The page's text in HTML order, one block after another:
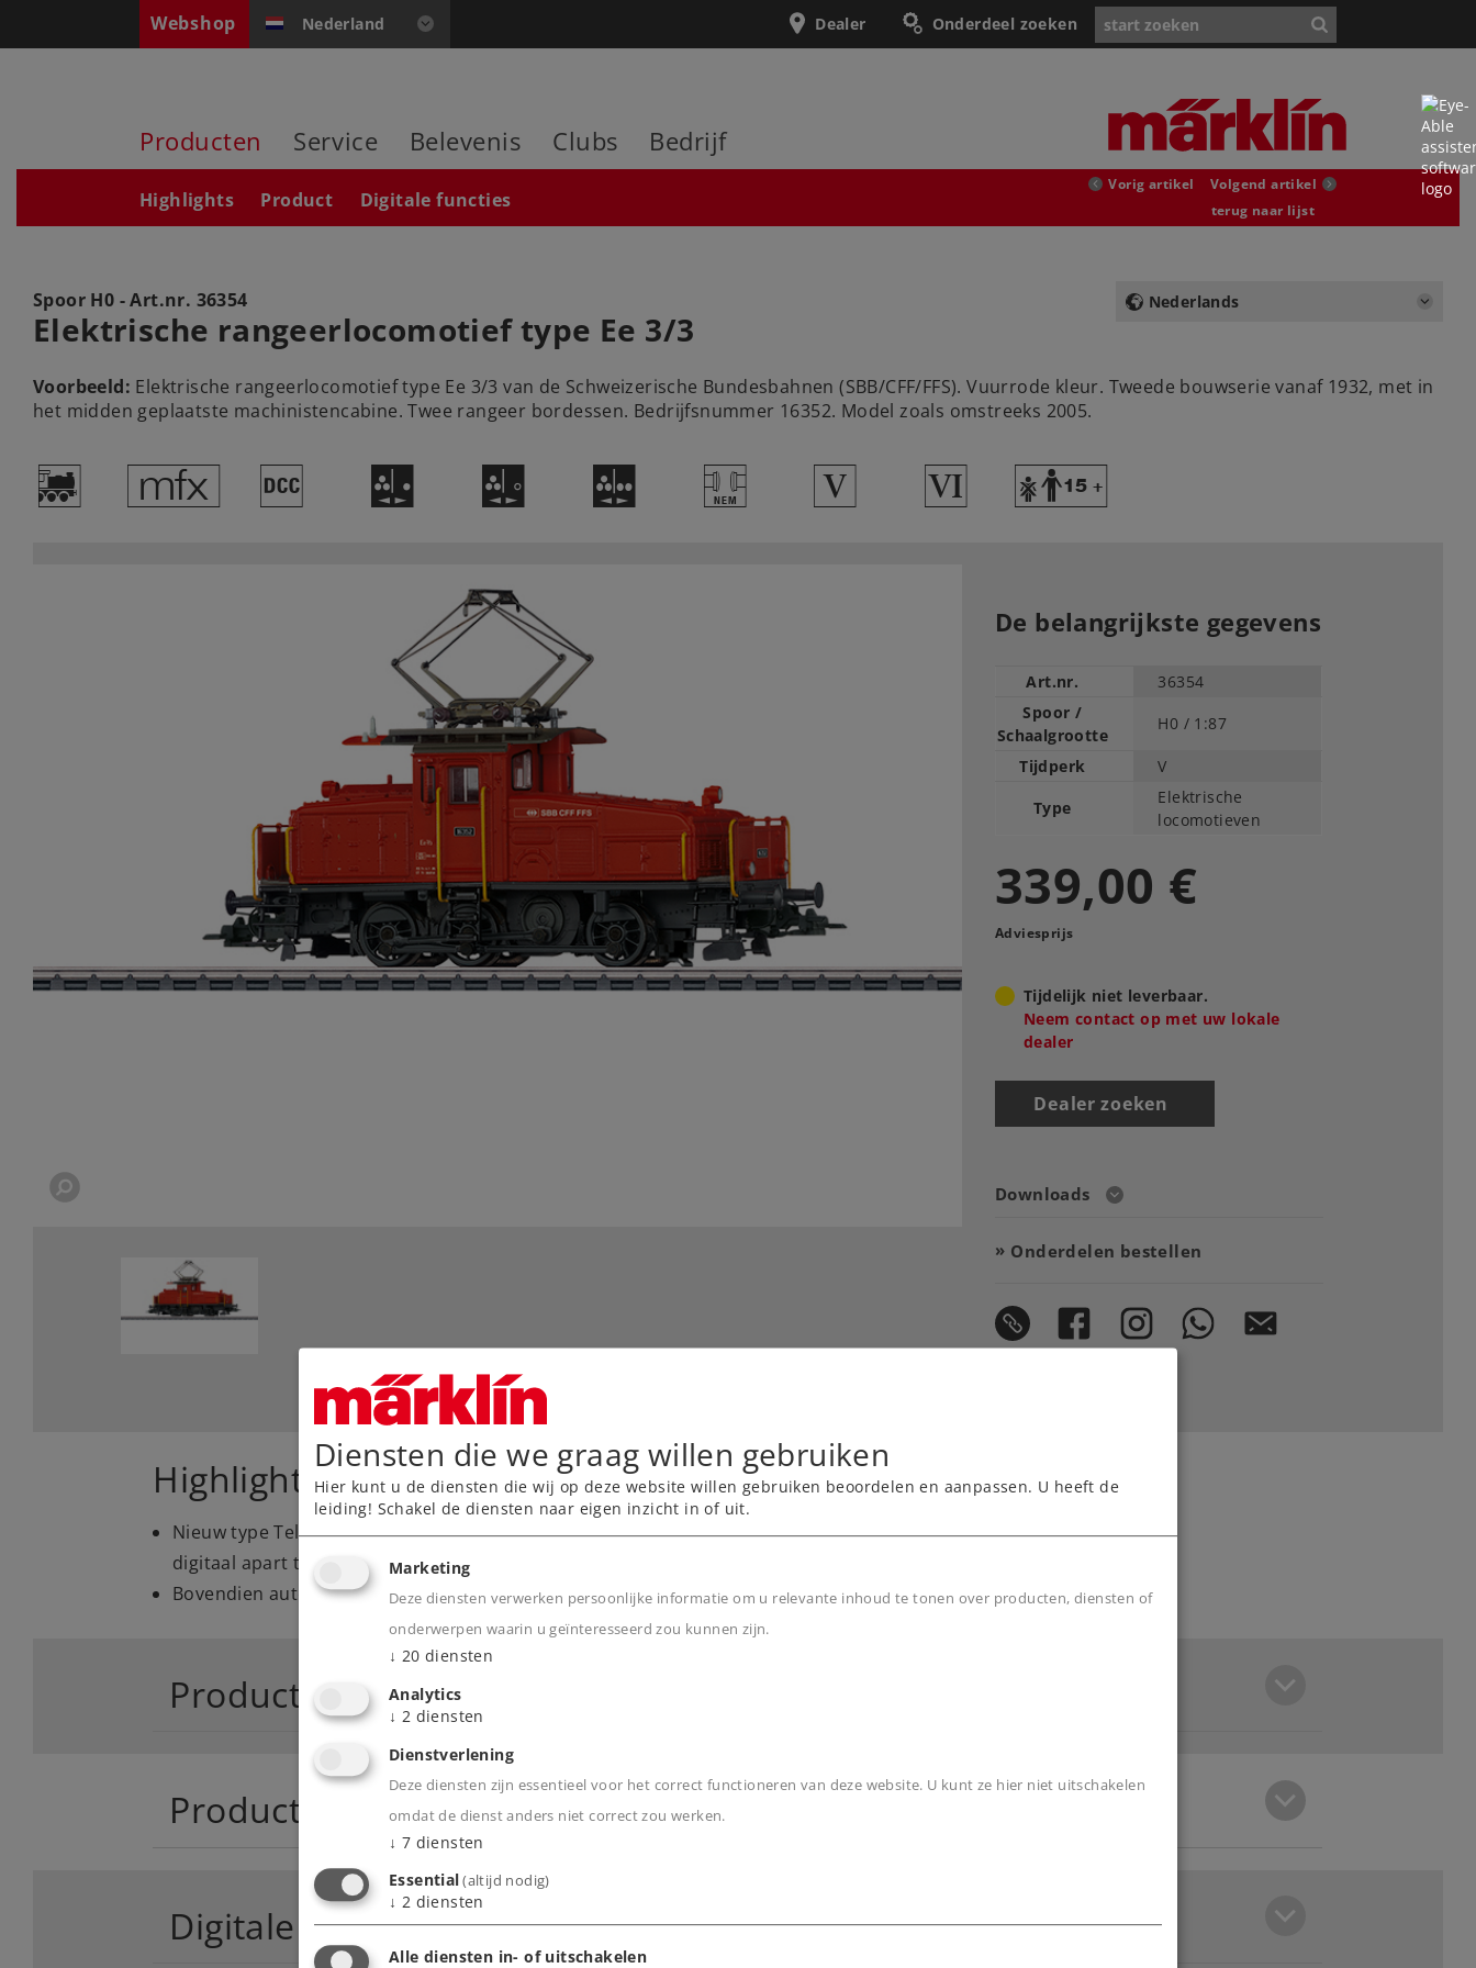
Webshop Nederland Onderdeel zoeken
Dealer
Producten Service Belevenis Clubs Bedrijf
Highlights Product Digitale functies
Vorig artikel
Volgend artikel
terug naar lijst
Nederlands
Spoor H0 - Art.nr. 36354
Elektrische rangeerlocomotief type Ee 3/3
Voorbeeld: Elektrische rangeerlocomotief type Ee 3/3 van de Schweizerische Bundesbahnen (SBB/CFF/FFS). Vuurrode kleur. Tweede bouwserie vanaf 1932, met in
het midden geplaatste machinistencabine. Twee rangeer bordessen. Bedrijfsnummer 16352. Model zoals omstreeks 2005.
( e § P O I T 5 8 Y
De belangrijkste gegevens
Art.nr.
36354
Spoor /
Schaalgrootte
H0 / 1:87
Tijdperk
V
Type
Elektrische
locomotieven
339,00 €
Adviesprijs
Tijdelijk niet leverbaar.
Neem contact op met uw lokale
dealer
Dealer zoeken
Downloads
Onderdelen bestellen
Highlights
Nieuw type Telex koppeling, aan beide zijden van de loc
digitaal apart te bedienen.
Bovendien automatische ontkoppelingsprocedure.
Product
Productinfo
Digitale functies
Diensten die we graag willen gebruiken
Hier kunt u de diensten die wij op deze website willen gebruiken beoordelen en aanpassen. U heeft de
leiding! Schakel de diensten naar eigen inzicht in of uit.
Marketing
Deze diensten verwerken persoonlijke informatie om u relevante inhoud te tonen over producten, diensten of
onderwerpen waarin u geïnteresseerd zou kunnen zijn.
↓ 20 diensten
Analytics
↓ 2 diensten
Dienstverlening
Deze diensten zijn essentieel voor het correct functioneren van deze website. U kunt ze hier niet uitschakelen
omdat de dienst anders niet correct zou werken.
↓ 7 diensten
Essential(altijd nodig)
↓ 2 diensten
Alle diensten in- of uitschakelen